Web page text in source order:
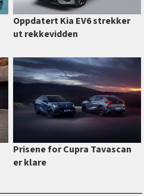
Oppdatert Kia EV6 strekker
ut rekkevidden
Prisene for Cupra Tavascan
er klare